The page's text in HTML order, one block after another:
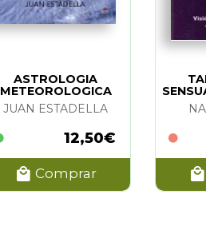
ASTROLOGIA
METEOROLOGICA
JUAN ESTADELLA
12,50€
Comprar